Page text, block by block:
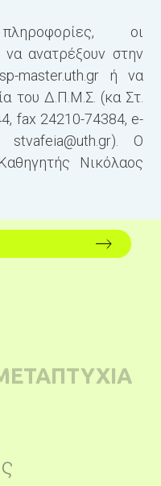
οι
να ανατρέξουν στην
master.uth.gr ή να
του Δ.Π.Μ.Σ. (κα Στ.
fax 24210-74384, e-
stvafeia@uth.gr). Ο
Νικόλαος